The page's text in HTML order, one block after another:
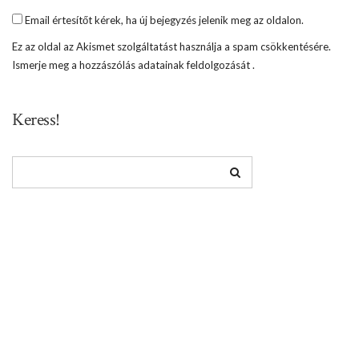
Email értesítőt kérek, ha új bejegyzés jelenik meg az oldalon.
Ez az oldal az Akismet szolgáltatást használja a spam csökkentésére.
Ismerje meg a hozzászólás adatainak feldolgozását.
Keress!